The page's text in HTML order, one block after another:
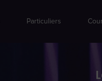
Particuliers